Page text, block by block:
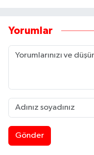
Yorumlar
Gönder